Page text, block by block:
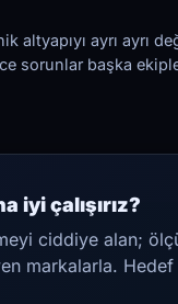
altyapıyı ayrı ayrı
sorunlar başka
iyi çalışırız?
ciddiye alan;
markalarla.